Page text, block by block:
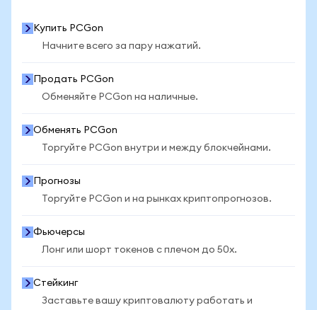
Купить PCGon
Начните всего за пару нажатий.
Продать PCGon
Обменяйте PCGon на наличные.
Обменять PCGon
Торгуйте PCGon внутри и между блокчейнами.
Прогнозы
Торгуйте PCGon и на рынках криптопрогнозов.
Фьючерсы
Лонг или шорт токенов с плечом до 50x.
Стейкинг
Заставьте вашу криптовалюту работать и